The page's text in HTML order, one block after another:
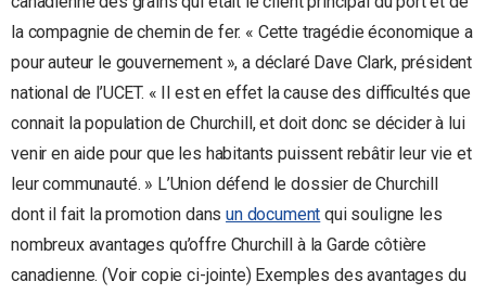
la compagnie de chemin de fer. « Cette tragédie économique a
pour auteur le gouvernement », a déclaré Dave Clark, président
national de l’UCET. « Il est en effet la cause des difficultés que
connait la population de Churchill, et doit donc se décider à lui
venir en aide pour que les habitants puissent rebâtir leur vie et
leur communauté. » L’Union défend le dossier de Churchill
dont il fait la promotion dansun document qui souligne les
nombreux avantages qu’offre Churchill à la Garde côtière
canadienne. (Voir copie ci-jointe) Exemples des avantages du